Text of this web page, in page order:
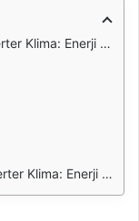
ve Yüksek Performans
ve Yüksek Performans